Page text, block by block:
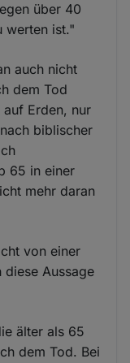
über 40
werten ist."
auch nicht
dem Tod
Erden, nur
biblischer
65 in einer
mehr daran
von einer
Aussage
älter als 65
dem Tod. Bei